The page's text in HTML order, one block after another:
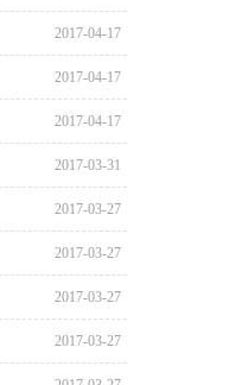
2017-04-17
2017-04-17
2017-04-17
2017-03-31
2017-03-27
2017-03-27
2017-03-27
2017-03-27